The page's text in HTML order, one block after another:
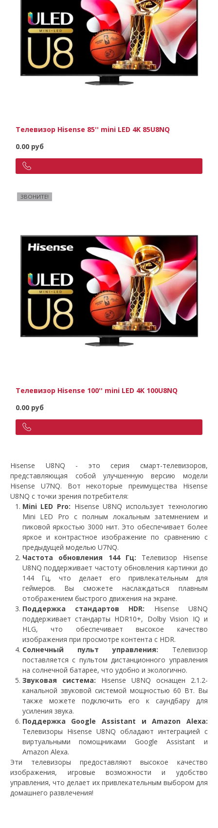
Телевизор Hisense 85'' mini LED 4K 85U8NQ
0.00 руб
ЗВОНИТЕ!
Телевизор Hisense 100'' mini LED 4K 100U8NQ
0.00 руб
Hisense U8NQ - это серия смарт-телевизоров,
представляющая собой улучшенную версию модели
Hisense U7NQ. Вот некоторые преимущества Hisense
U8NQ с точки зрения потребителя:
Mini LED Pro: Hisense U8NQ использует технологию
Mini LED Pro с полным локальным затемнением и
пиковой яркостью 3000 нит. Это обеспечивает более
яркое и контрастное изображение по сравнению с
предыдущей моделью U7NQ.
Частота обновления 144 Гц: Телевизор Hisense
U8NQ поддерживает частоту обновления картинки до
144 Гц, что делает его привлекательным для
геймеров. Вы сможете наслаждаться плавным
отображением быстрого движения на экране.
Поддержка стандартов HDR: Hisense U8NQ
поддерживает стандарты HDR10+, Dolby Vision IQ и
HLG, что обеспечивает высокое качество
изображения при просмотре контента с HDR.
Солнечный пульт управления: Телевизор
поставляется с пультом дистанционного управления
на солнечной батарее, что удобно и экологично.
Звуковая система: Hisense U8NQ оснащен 2.1.2-
канальной звуковой системой мощностью 60 Вт. Вы
также можете подключить его к саундбару для
усиления звука.
Поддержка Google Assistant и Amazon Alexa:
Телевизоры Hisense U8NQ обладают интеграцией с
виртуальными помощниками Google Assistant и
Amazon Alexa.
Эти телевизоры предоставляют высокое качество
изображения, игровые возможности и удобство
управления, что делает их привлекательным выбором для
домашнего развлечения!